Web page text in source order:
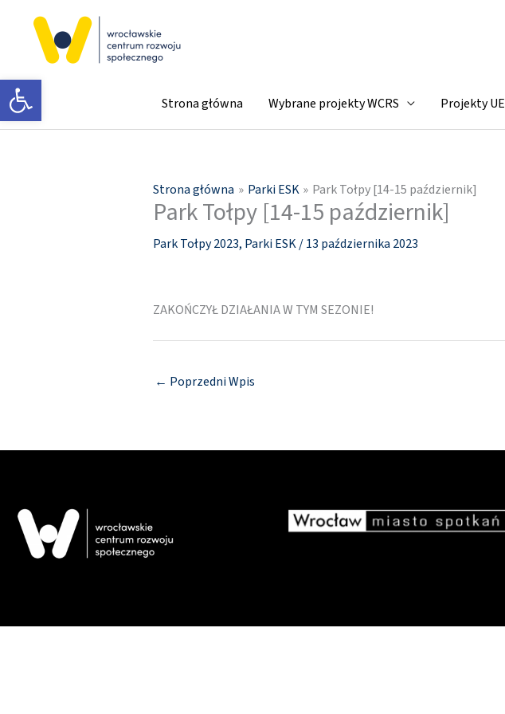
Otwórz pasek narzędzi Strona główna Wybrane projekty WCRS Projekty UE
Strona główna Parki ESK Park Tołpy [14-15 październik]
Park Tołpy [14-15 październik]
Park Tołpy 2023, Parki ESK/13 października 2023
ZAKOŃCZYŁ DZIAŁANIA W TYM SEZONIE!
← Poprzedni Wpis